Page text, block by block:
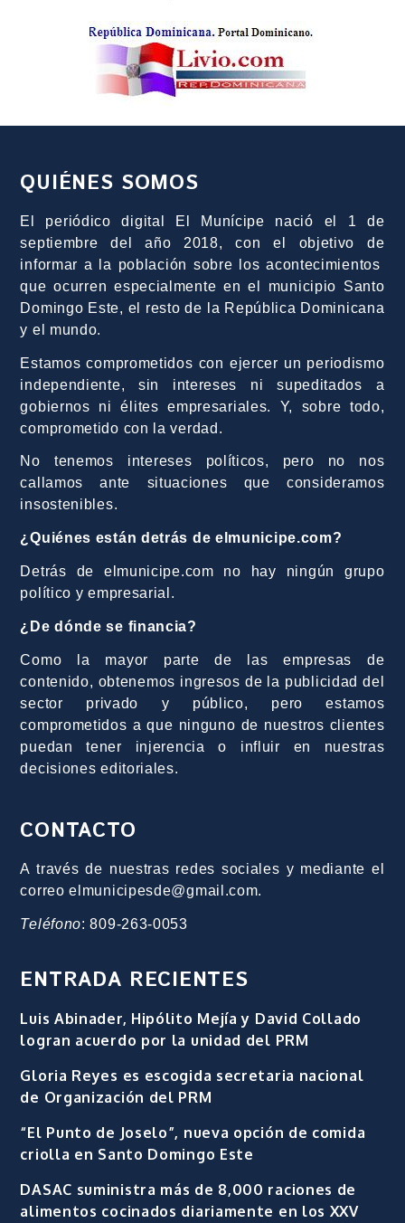
QUIÉNES SOMOS
El periódico digital El Munícipe nació el 1 de
septiembre del año 2018, con el objetivo de
informar a la población sobre los acontecimientos
que ocurren especialmente en el municipio Santo
Domingo Este, el resto de la República Dominicana
y el mundo.
Estamos comprometidos con ejercer un periodismo
independiente, sin intereses ni supeditados a
gobiernos ni élites empresariales. Y, sobre todo,
comprometido con la verdad.
No tenemos intereses políticos, pero no nos
callamos ante situaciones que consideramos
insostenibles.
¿Quiénes están detrás de elmunicipe.com?
Detrás de elmunicipe.com no hay ningún grupo
político y empresarial.
¿De dónde se financia?
Como la mayor parte de las empresas de
contenido, obtenemos ingresos de la publicidad del
sector privado y público, pero estamos
comprometidos a que ninguno de nuestros clientes
puedan tener injerencia o influir en nuestras
decisiones editoriales.
CONTACTO
A través de nuestras redes sociales y mediante el
correo elmunicipesde@gmail.com.
Teléfono: 809-263-0053
ENTRADA RECIENTES
Luis Abinader, Hipólito Mejía y David Collado
logran acuerdo por la unidad del PRM
Gloria Reyes es escogida secretaria nacional
de Organización del PRM
“El Punto de Joselo”, nueva opción de comida
criolla en Santo Domingo Este
DASAC suministra más de 8,000 raciones de
alimentos cocinados diariamente en los XXV